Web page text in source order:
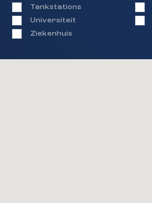
Tankstations
Universiteit
Ziekenhuis